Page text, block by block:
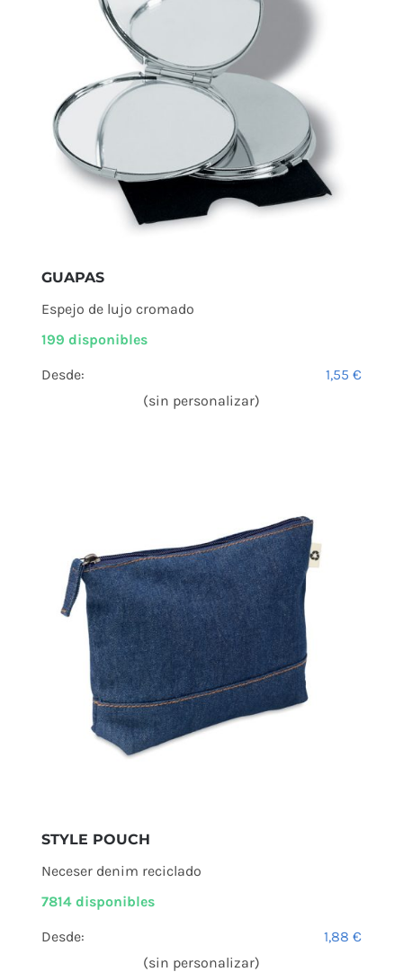
GUAPAS
Espejo de lujo cromado
199 disponibles
Desde: 1,55€
(sin personalizar)
STYLE POUCH
Neceser denim reciclado
7814 disponibles
Desde: 1,88€
(sin personalizar)